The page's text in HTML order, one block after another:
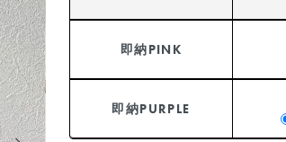
即納PINK
即納PURPLE